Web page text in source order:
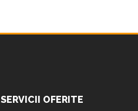
SERVICII OFERITE